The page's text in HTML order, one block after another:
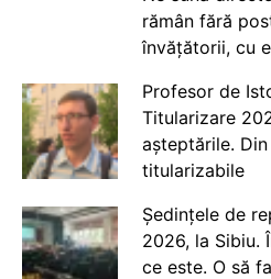
rămân fără
învățătorii, cu
Profesor de
Titularizare
așteptările.
titularizabile
Ședințele de
2026, la Sibiu.
ce este. O să